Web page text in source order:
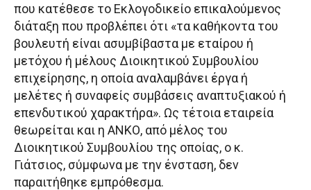
που κατέθεσε το Εκλογοδικείο επικαλούμενος
διάταξη που προβλέπει ότι «τα καθήκοντα του
βουλευτή είναι ασυμβίβαστα με εταίρου ή
μετόχου ή μέλους Διοικητικού Συμβουλίου
επιχείρησης, η οποία αναλαμβάνει έργα ή
μελέτες ή συναφείς συμβάσεις αναπτυξιακού ή
επενδυτικού χαρακτήρα». Ως τέτοια εταιρεία
θεωρείται και η ΑΝΚΟ, από μέλος του
Διοικητικού Συμβουλίου της οποίας, ο κ.
Γιάτσιος, σύμφωνα με την ένσταση, δεν
παραιτήθηκε εμπρόθεσμα.